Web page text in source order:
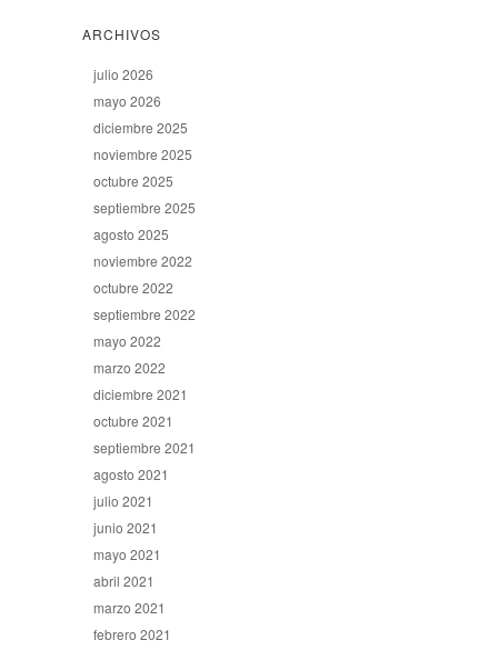
ARCHIVOS
julio 2026
mayo 2026
diciembre 2025
noviembre 2025
octubre 2025
septiembre 2025
agosto 2025
noviembre 2022
octubre 2022
septiembre 2022
mayo 2022
marzo 2022
diciembre 2021
octubre 2021
septiembre 2021
agosto 2021
julio 2021
junio 2021
mayo 2021
abril 2021
marzo 2021
febrero 2021